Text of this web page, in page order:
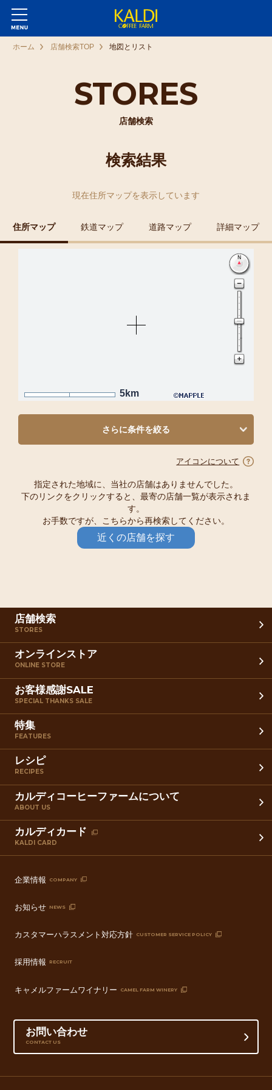
STORES
店舗検索
ホーム 店舗検索TOP 地図とリスト
検索結果
現在住所マップを表示しています
住所マップ 鉄道マップ 道路マップ 詳細マップ
5km
さらに条件を絞る
アイコンについて
指定された地域に、当社の店舗はありませんでした。
下のリンクをクリックすると、最寄の店舗一覧が表示されま
す。
お手数ですが、こちらから再検索してください。
近くの店舗を探す
店舗検索
STORES
オンラインストア
ONLINE STORE
お客様感謝SALE
SPECIAL THANKS SALE
特集
FEATURES
レシピ
RECIPES
カルディコーヒーファームについて
ABOUT US
カルディカード
KALDI CARD
企業情報 COMPANY
お知らせ NEWS
カスタマーハラスメント対応方針 CUSTOMER SERVICE POLICY
採用情報 RECRUIT
キャメルファームワイナリー CAMEL FARM WINERY
お問い合わせ
CONTACT US